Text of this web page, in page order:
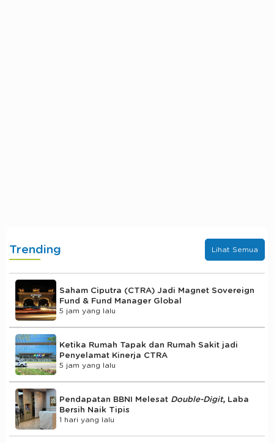
Trending Lihat Semua
Saham Ciputra (CTRA) Jadi Magnet Sovereign
Fund & Fund Manager Global
5 jam yang lalu
Ketika Rumah Tapak dan Rumah Sakit jadi
Penyelamat Kinerja CTRA
5 jam yang lalu
Pendapatan BBNI Melesat Double-Digit, Laba
Bersih Naik Tipis
1 hari yang lalu